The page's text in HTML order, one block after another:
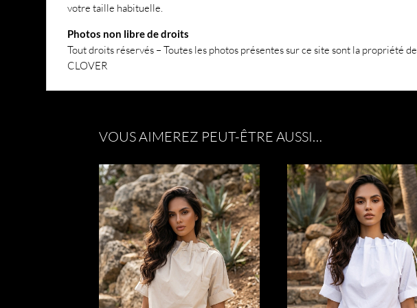
votre taille habituelle.
Photos non libre de droits
Tout droits réservés – Toutes les photos présentes sur ce site sont la propriété de
CLOVER
VOUS AIMEREZ PEUT-ÊTRE AUSSI…